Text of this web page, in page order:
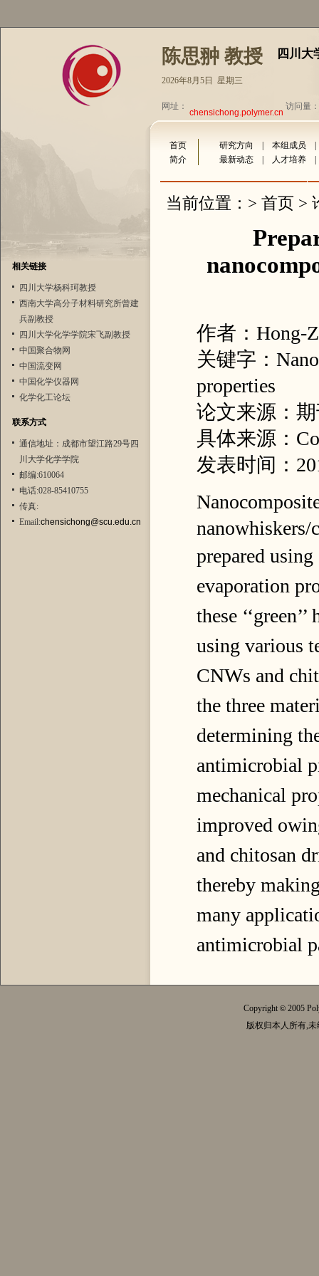
陈思翀 教授 四川大
2026年8月5日 星期三
网址： chensichong.polymer.cn 访问量
相关链接
四川大学杨科珂教授
西南大学高分子材料研究所曾建
兵副教授
四川大学化学学院宋飞副教授
中国聚合物网
中国流变网
中国化学仪器网
化学化工论坛
联系方式
通信地址：成都市望江路29号四
川大学化学学院
邮编:610064
电话:028-85410755
传真:
Email:chensichong@scu.edu.cn
首页 研究方向 本组成员
简介
最新动态 人才培养
当前位置：> 首页 >
作者：Hong-
关键字：
properties
论文来源：
具体来源：
发表时间：
nanowhiskers/
prepared using
evaporation
these
using various
CNWs and
the three
determining
antimicrobial
mechanical
improved
and chitosan
thereby
many
antimicrobial
Copyright© 2005
版权归本人所有,